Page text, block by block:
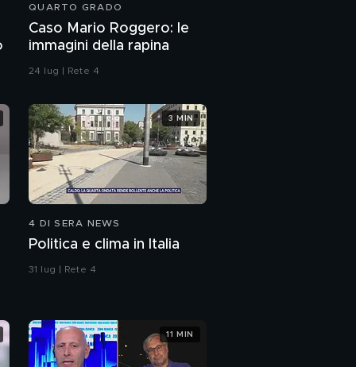
QUARTO GRADO
Caso Mario Roggero: le
immagini della rapina
24 lug | Rete 4
4 DI SERA NEWS
Politica e clima in Italia
31 lug | Rete 4
3 MIN
11 MIN